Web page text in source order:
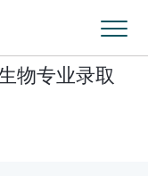
物专业录取